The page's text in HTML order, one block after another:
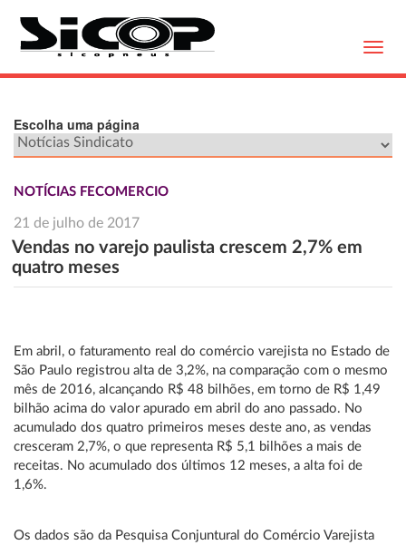
Escolha uma página
NOTÍCIAS FECOMERCIO
21 de julho de 2017
Vendas no varejo paulista crescem 2,7% em
quatro meses
Em abril, o faturamento real do comércio varejista no Estado de
São Paulo registrou alta de 3,2%, na comparação com o mesmo
mês de 2016, alcançando R$ 48 bilhões, em torno de R$ 1,49
bilhão acima do valor apurado em abril do ano passado. No
acumulado dos quatro primeiros meses deste ano, as vendas
cresceram 2,7%, o que representa R$ 5,1 bilhões a mais de
receitas. No acumulado dos últimos 12 meses, a alta foi de
1,6%.
Os dados são da Pesquisa Conjuntural do Comércio Varejista